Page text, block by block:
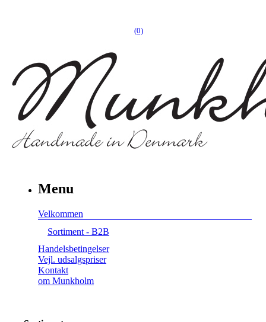
(0)
Menu
Velkommen
Sortiment - B2B
Handelsbetingelser
Vejl. udsalgspriser
Kontakt
om Munkholm